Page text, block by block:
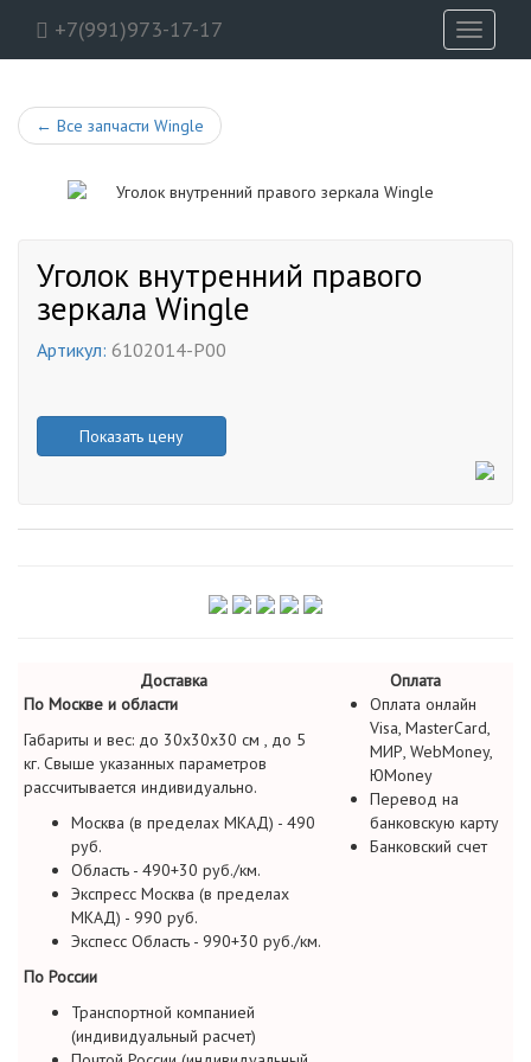
+7(991)973-17-17
Toggle
← Все запчасти Wingle
Уголок внутренний правого
зеркала Wingle
Артикул: 6102014-P00
Показать цену
Доставка
Оплата
По Москве и области
Габариты и вес: до 30х30х30 см , до 5
кг. Свыше указанных параметров
рассчитывается индивидуально.
Москва (в пределах МКАД) - 490
руб.
Область - 490+30 руб./км.
Экспресс Москва (в пределах
МКАД) - 990 руб.
Экспесс Область - 990+30 руб./км.
По России
Транспортной компанией
(индивидуальный расчет)
Оплата онлайн
Visa, MasterCard,
МИР, WebMoney,
ЮMoney
Перевод на
банковскую карту
Банковский счет